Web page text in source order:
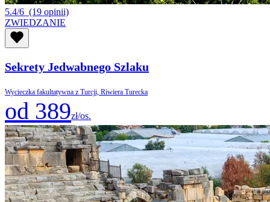
5.4/6 (19 opinii)
ZWIEDZANIE
Sekrety Jedwabnego Szlaku
Wycieczka fakultatywna z Turcji, Riwiera Turecka
od 389zł/os.